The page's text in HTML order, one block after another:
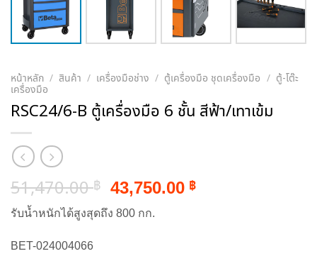
หน้าหลัก / สินค้า / เครื่องมือช่าง / ตู้เครื่องมือ ชุดเครื่องมือ / ตู้-โต๊ะ
เครื่องมือ
RSC24/6-B ตู้เครื่องมือ 6 ชั้น สีฟ้า/เทาเข้ม
51,470.00฿ Original
price
was:
43,750.00 ฿Current
รับน้ำหนักได้สูงสุดถึง 800 กก.
BET-024004066